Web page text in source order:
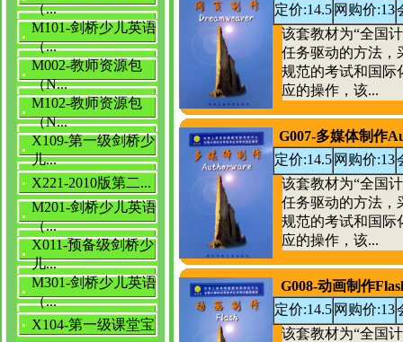
（...
M101-剑桥少儿英语
（...
M002-教师资源包
（N...
M102-教师资源包
（N...
X109-第一级剑桥少
儿...
X221-2010版第二...
M201-剑桥少儿英语
（...
X011-预备级剑桥少
儿...
M301-剑桥少儿英语
（...
X104-第一级课堂宝
定价:14.5 网购价:13
该套教材为“全国
任务驱动的方法，
规范的考试和国际
应的操作，该...
G007-多媒体制作
定价:14.5 网购价:13
该套教材为“全国
任务驱动的方法，
规范的考试和国际
应的操作，该...
G008-动画制作
定价:14.5 网购价:13
该套教材为“全国